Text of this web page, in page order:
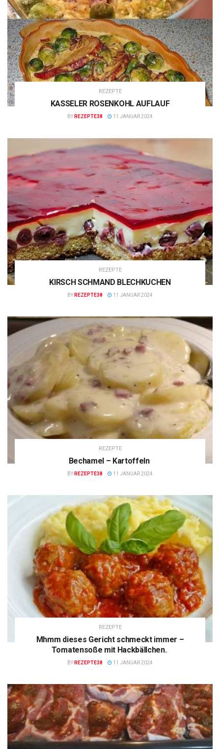
REZEPTE
KASSELER ROSENKOHL AUFLAUF
BY REZEPTE38 11 JANUAR 2024
REZEPTE
KIRSCH SCHMAND BLECHKUCHEN
BY REZEPTE38 11 JANUAR 2024
REZEPTE
Bechamel – Kartoffeln
BY REZEPTE38 11 JANUAR 2024
REZEPTE
Mhmm dieses Gericht schmeckt immer –
Tomatensoße mit Hackbällchen.
BY REZEPTE38 11 JANUAR 2024